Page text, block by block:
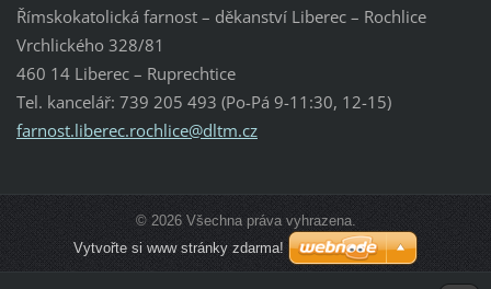
Římskokatolická farnost – děkanství Liberec – Rochlice
Vrchlického 328/81
460 14 Liberec – Ruprechtice
Tel. kancelář: 739 205 493 (Po-Pá 9-11:30, 12-15)
farnost.liberec.rochlice@dltm.cz
© 2026 Všechna práva vyhrazena.
Vytvořte si www stránky zdarma!